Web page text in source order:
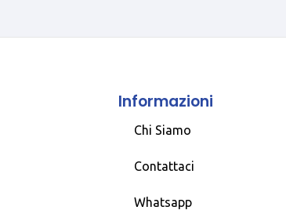
Informazioni
Chi Siamo
Contattaci
Whatsapp